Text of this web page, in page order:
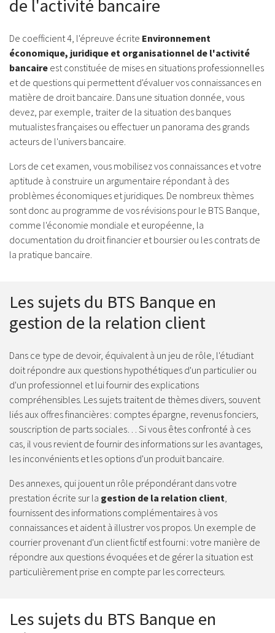
de l'activité bancaire
De coefficient 4, l'épreuve écrite Environnement
économique, juridique et organisationnel de l'activité
bancaire est constituée de mises en situations professionnelles
et de questions qui permettent d'évaluer vos connaissances en
matière de droit bancaire. Dans une situation donnée, vous
devez, par exemple, traiter de la situation des banques
mutualistes françaises ou effectuer un panorama des grands
acteurs de l'univers bancaire.
Lors de cet examen, vous mobilisez vos connaissances et votre
aptitude à construire un argumentaire répondant à des
problèmes économiques et juridiques. De nombreux thèmes
sont donc au programme de vos révisions pour le BTS Banque,
comme l'économie mondiale et européenne, la
documentation du droit financier et boursier ou les contrats de
la pratique bancaire.
Les sujets du BTS Banque en
gestion de la relation client
Dans ce type de devoir, équivalent à un jeu de rôle, l'étudiant
doit répondre aux questions hypothétiques d'un particulier ou
d'un professionnel et lui fournir des explications
compréhensibles. Les sujets traitent de thèmes divers, souvent
liés aux offres financières : comptes épargne, revenus fonciers,
souscription de parts sociales… Si vous êtes confronté à ces
cas, il vous revient de fournir des informations sur les avantages,
les inconvénients et les options d'un produit bancaire.
Des annexes, qui jouent un rôle prépondérant dans votre
prestation écrite sur la gestion de la relation client,
fournissent des informations complémentaires à vos
connaissances et aident à illustrer vos propos. Un exemple de
courrier provenant d'un client fictif est fourni : votre manière de
répondre aux questions évoquées et de gérer la situation est
particulièrement prise en compte par les correcteurs.
Les sujets du BTS Banque en